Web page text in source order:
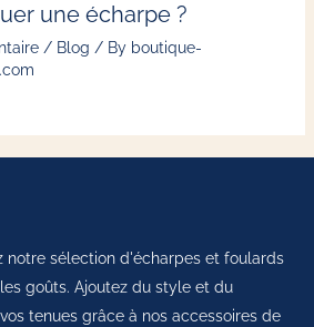
une écharpe ?
/ Blog / By boutique-
notre sélection d'écharpes et foulards
goûts. Ajoutez du style et du
tenues grâce à nos accessoires de